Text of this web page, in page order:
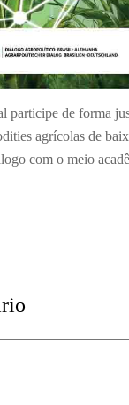
de forma
agrícolas de
com o meio